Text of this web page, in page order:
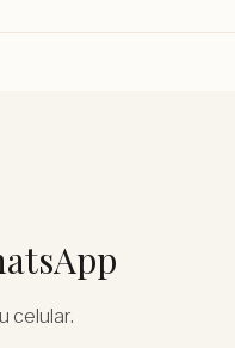
celular.